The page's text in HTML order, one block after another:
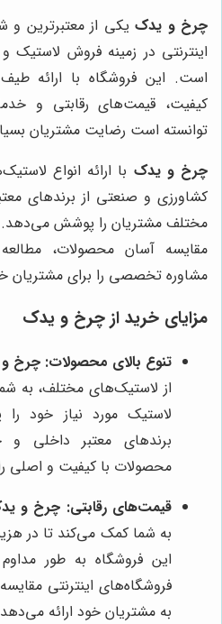
چرخ و یدک یکی از معتبرترین و
اینترنتی در زمینه فروش لاستیک
است. این فروشگاه با ارائه
کیفیت، قیمت‌های رقابتی و
توانسته است رضایت مشتریان
چرخ و یدک با ارائه انواع
کشاورزی و صنعتی از برندهای
مختلف مشتریان را پوشش می‌دهد.
مقایسه آسان محصولات،
مشاوره تخصصی را برای مشتریان
مزایای خرید ازچرخ و یدک
تنوع بالای محصولات: چرخ
از لاستیک‌های مختلف، به
لاستیک مورد نیاز خود را
برندهای معتبر داخلی
محصولات با کیفیت و اصلی
قیمت‌های رقابتی: چرخ و
به شما کمک می‌کند تا در
این فروشگاه به طور
فروشگاه‌های اینترنتی
به مشتریان خود ارائه